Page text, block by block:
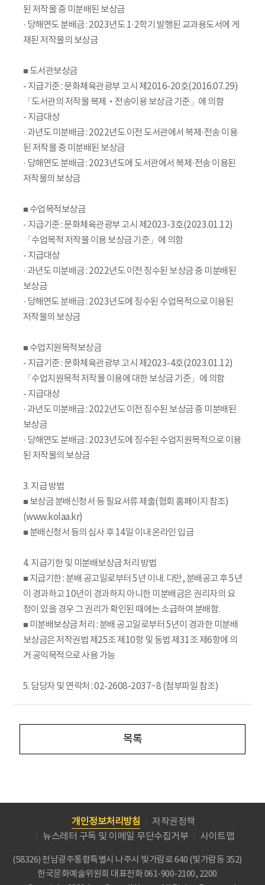
된 저작물 중 미분배된 보상금
· 당해연도 분배금 : 2023년도 1·2학기 발행된 교과용도서에 게
재된 저작물의 보상금
■ 도서관보상금
- 지급기준 : 문화체육관광부 고시 제2016-20호(2016.07.29)
「도서관의 저작물 복제‧전송이용 보상금 기준」에 의함
- 지급대상
· 과년도 미분배금 : 2022년도 이전 도서관에서 복제·전송 이용
된 저작물 중 미분배된 보상금
· 당해연도 분배금 : 2023년도에 도서관에서 복제·전송 이용된
저작물의 보상금
■ 수업목적보상금
- 지급기준 : 문화체육관광부 고시 제2023-3호(2023.01.12)
「수업목적 저작물 이용 보상금 기준」에 의함
- 지급대상
· 과년도 미분배금 : 2022년도 이전 징수된 보상금 중 미분배된
보상금
· 당해연도 분배금 : 2023년도에 징수된 수업목적으로 이용된
저작물의 보상금
■ 수업지원목적보상금
- 지급기준 : 문화체육관광부 고시 제2023-4호(2023.01.12)
「수업지원목적 저작물 이용에 대한 보상금 기준」에 의함
- 지급대상
· 과년도 미분배금 : 2022년도 이전 징수된 보상금 중 미분배된
보상금
· 당해연도 분배금 : 2023년도에 징수된 수업지원목적으로 이용
된 저작물의 보상금
3. 지급 방법
■ 보상금 분배신청서 등 필요서류 제출(협회 홈페이지 참조)
(www.kolaa.kr)
■ 분배신청서 등의 심사 후 14일 이내 온라인 입금
4. 지급기한 및 미분배보상금 처리 방법
■ 지급기한 : 분배 공고일로부터 5년 이내. 다만, 분배공고 후 5년
이 경과하고 10년이 경과하지 아니한 미분배금은 권리자의 요
청이 있을 경우 그 권리가 확인된 때에는 소급하여 분배함.
■ 미분배보상금 처리 : 분배 공고일로부터 5년이 경과한 미분배
보상금은 저작권법 제25조 제10항 및 동법 제31조 제6항에 의
거 공익목적으로 사용 가능
5. 담당자 및 연락처 : 02-2608-2037~8 (첨부파일 참조)
목록
개인정보처리방침
저작권정책
뉴스레터 구독 및 이메일 무단수집거부
사이트맵
(58326) 전남광주통합특별시 나주시 빛가람로 640 (빛가람동 352)
한국문화예술위원회 대표전화 061-900-2100, 2200